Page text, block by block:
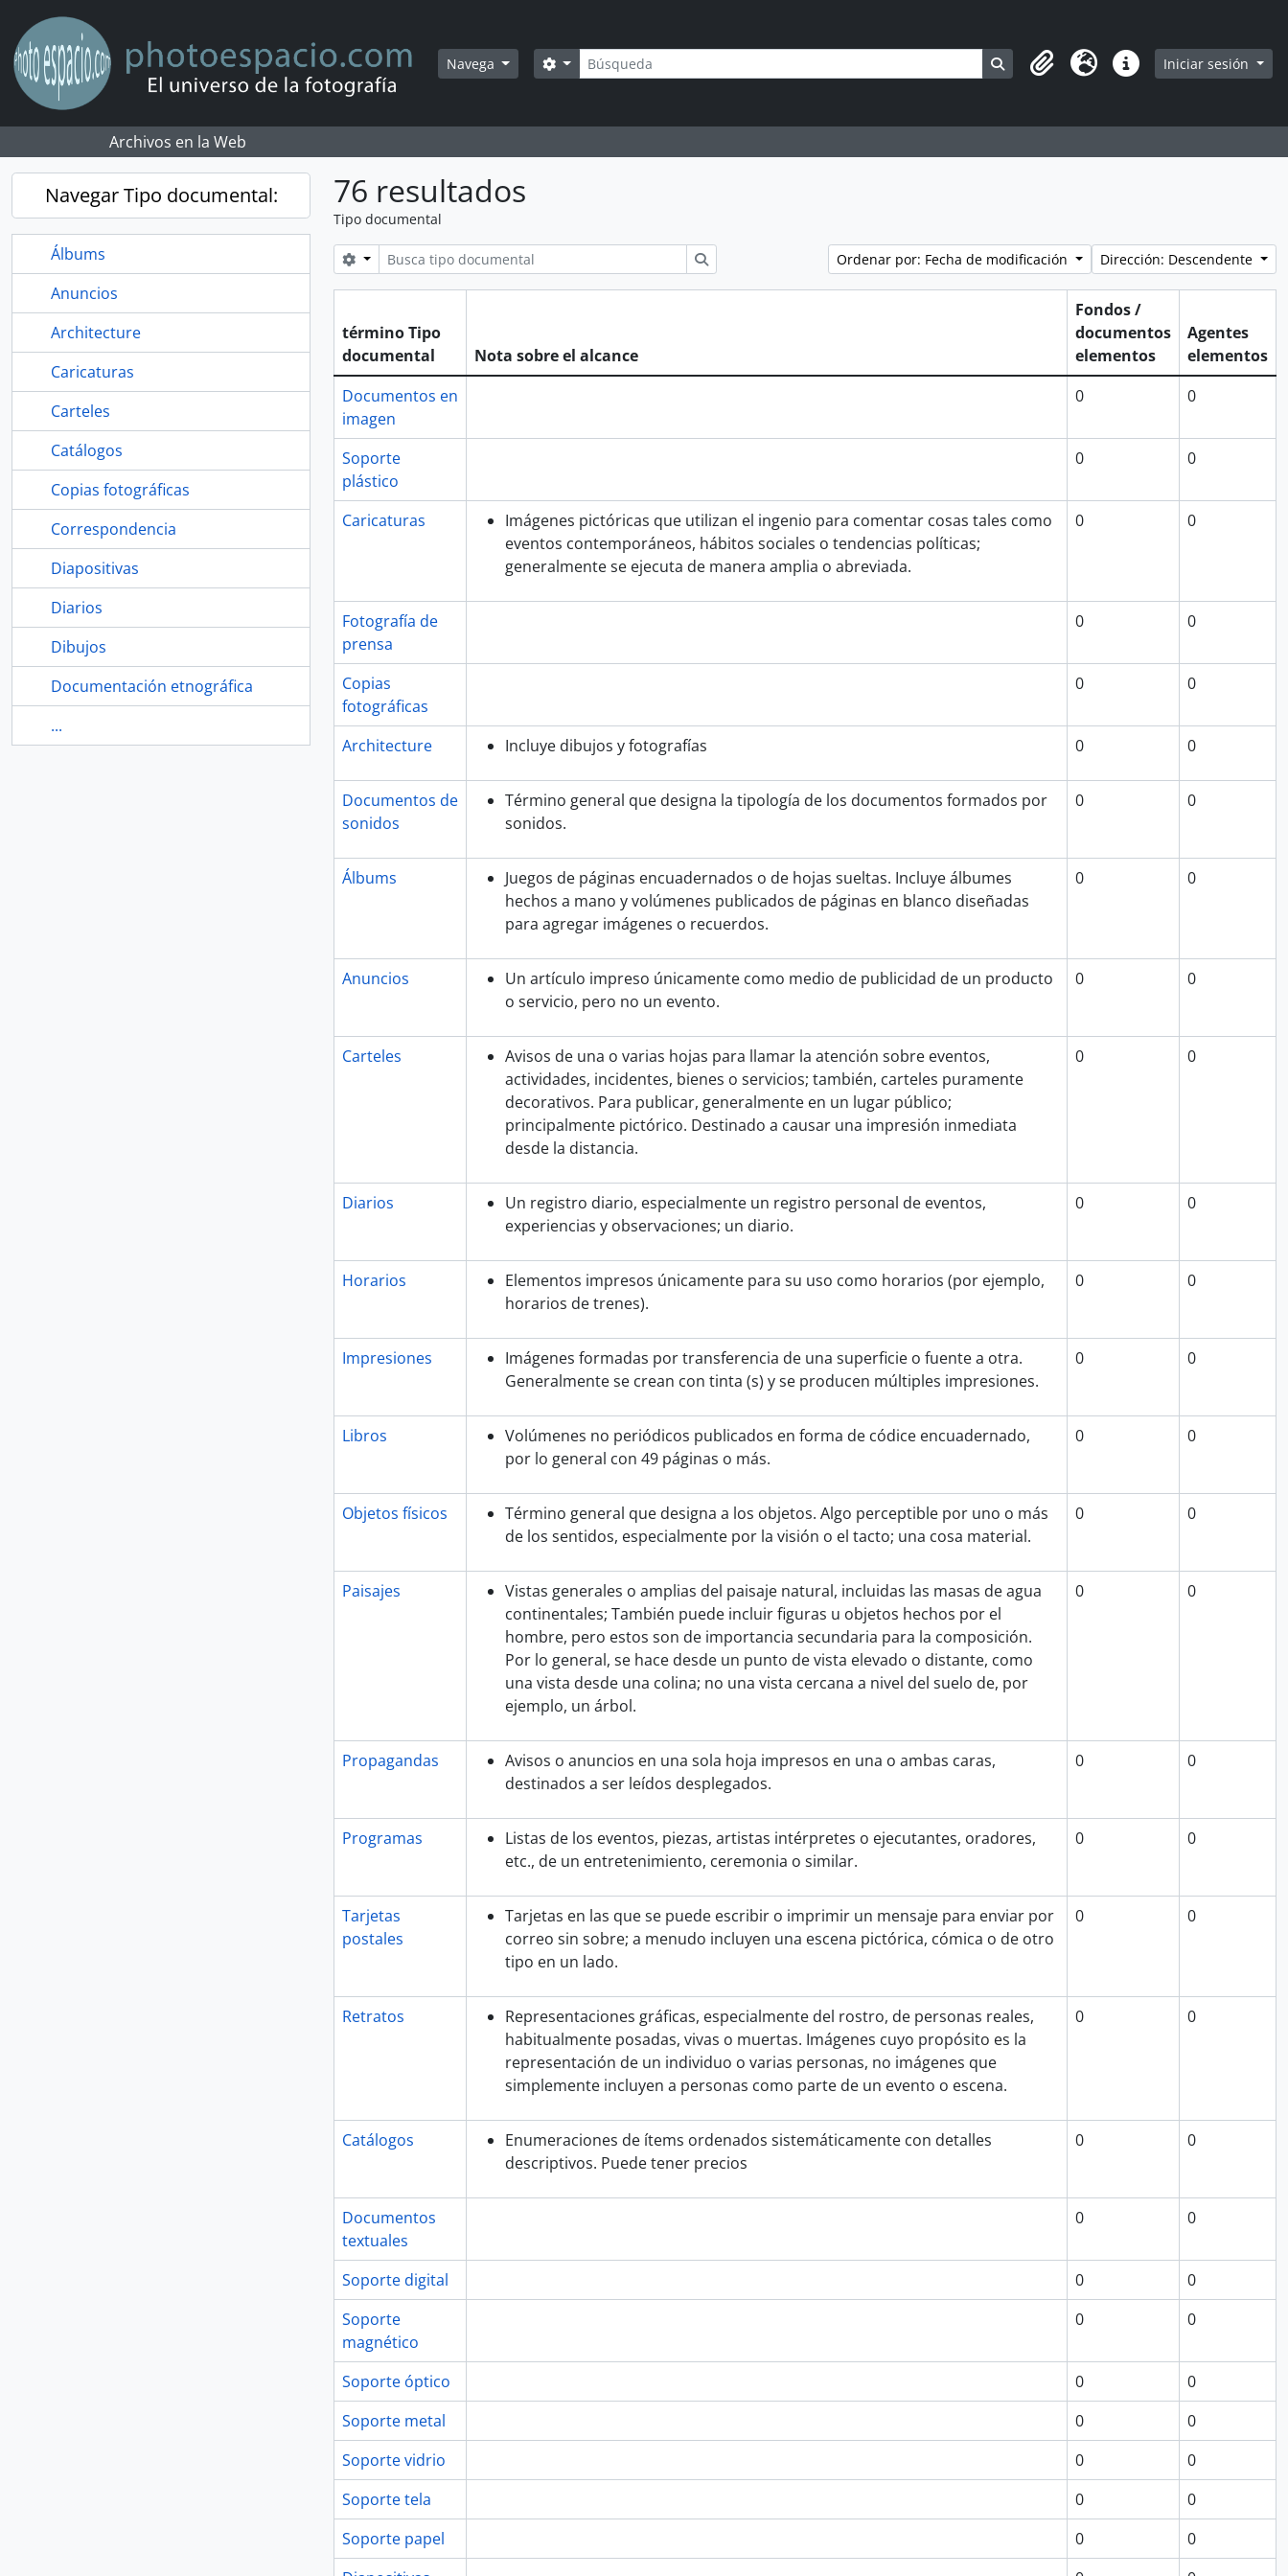
Skip to main content
Navega Búsqueda
Search options Search in browse page
Clipboard
Idioma Enlaces rápidos
Iniciar sesión
Archivos en la Web
Navegar Tipo documental:
Álbums
Anuncios
Architecture
Caricaturas
Carteles
Catálogos
Copias fotográficas
Correspondencia
Diapositivas
Diarios
Dibujos
Documentación etnográfica
...
76 resultados
Tipo documental
Search options Ordenar por: Fecha de modificación Dirección: Descendente
término Tipo
documental
Nota sobre el alcance
Fondos /
documentos
elementos
Agentes
elementos
Documentos en
imagen
0 0
Soporte
plástico
0 0
Caricaturas
Imágenes pictóricas que utilizan el ingenio para comentar cosas tales como
eventos contemporáneos, hábitos sociales o tendencias políticas;
generalmente se ejecuta de manera amplia o abreviada.
0 0
Fotografía de
prensa
0 0
Copias
fotográficas
0 0
Architecture Incluye dibujos y fotografías 0 0
Documentos de
sonidos
Término general que designa la tipología de los documentos formados por
sonidos.
0 0
Álbums
Juegos de páginas encuadernados o de hojas sueltas. Incluye álbumes
hechos a mano y volúmenes publicados de páginas en blanco diseñadas
para agregar imágenes o recuerdos.
0 0
Anuncios
Un artículo impreso únicamente como medio de publicidad de un producto
o servicio, pero no un evento.
0 0
Carteles
Avisos de una o varias hojas para llamar la atención sobre eventos,
actividades, incidentes, bienes o servicios; también, carteles puramente
decorativos. Para publicar, generalmente en un lugar público;
principalmente pictórico. Destinado a causar una impresión inmediata
desde la distancia.
0 0
Diarios
Un registro diario, especialmente un registro personal de eventos,
experiencias y observaciones; un diario.
0 0
Horarios
Elementos impresos únicamente para su uso como horarios (por ejemplo,
horarios de trenes).
0 0
Impresiones
Imágenes formadas por transferencia de una superficie o fuente a otra.
Generalmente se crean con tinta (s) y se producen múltiples impresiones.
0 0
Libros
Volúmenes no periódicos publicados en forma de códice encuadernado,
por lo general con 49 páginas o más.
0 0
Objetos físicos
Término general que designa a los objetos. Algo perceptible por uno o más
de los sentidos, especialmente por la visión o el tacto; una cosa material.
0 0
Paisajes
Vistas generales o amplias del paisaje natural, incluidas las masas de agua
continentales; También puede incluir figuras u objetos hechos por el
hombre, pero estos son de importancia secundaria para la composición.
Por lo general, se hace desde un punto de vista elevado o distante, como
una vista desde una colina; no una vista cercana a nivel del suelo de, por
ejemplo, un árbol.
0 0
Propagandas
Avisos o anuncios en una sola hoja impresos en una o ambas caras,
destinados a ser leídos desplegados.
0 0
Programas
Listas de los eventos, piezas, artistas intérpretes o ejecutantes, oradores,
etc., de un entretenimiento, ceremonia o similar.
0 0
Tarjetas
postales
Tarjetas en las que se puede escribir o imprimir un mensaje para enviar por
correo sin sobre; a menudo incluyen una escena pictórica, cómica o de otro
tipo en un lado.
0 0
Retratos
Representaciones gráficas, especialmente del rostro, de personas reales,
habitualmente posadas, vivas o muertas. Imágenes cuyo propósito es la
representación de un individuo o varias personas, no imágenes que
simplemente incluyen a personas como parte de un evento o escena.
0 0
Catálogos
Enumeraciones de ítems ordenados sistemáticamente con detalles
descriptivos. Puede tener precios
0 0
Documentos
textuales
0 0
Soporte digital 0
0
Soporte
magnético
0 0
Soporte óptico 0
0
Soporte metal
0
0
Soporte vidrio
0
0
Soporte tela
0
0
Soporte papel
0
0